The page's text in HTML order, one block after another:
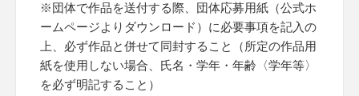
※団体で作品を送付する際、団体応募用紙（公式ホ
ームページよりダウンロード）に必要事項を記入の
上、必ず作品と併せて同封すること（所定の作品用
紙を使用しない場合、氏名・学年・年齢〈学年等〉
を必ず明記すること）